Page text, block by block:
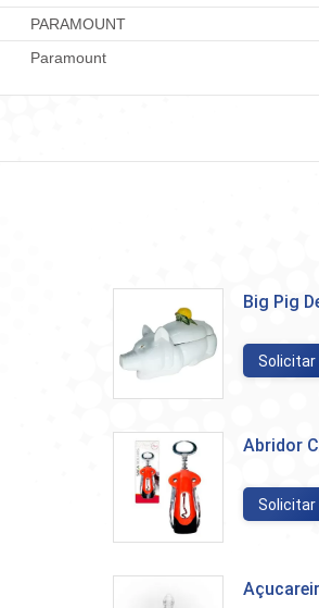
PARAMOUNT
Paramount
Big Pig
Solicitar
Abridor
Solicitar